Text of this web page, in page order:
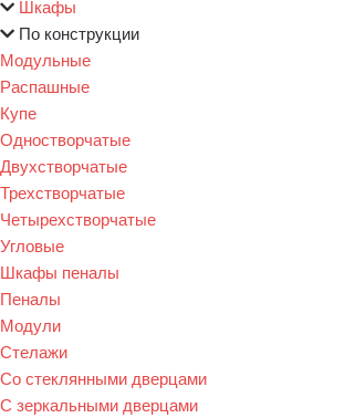
Шкафы
По конструкции
Модульные
Распашные
Купе
Одностворчатые
Двухстворчатые
Трехстворчатые
Четырехстворчатые
Угловые
Шкафы пеналы
Пеналы
Модули
Стелажи
Со стеклянными дверцами
С зеркальными дверцами